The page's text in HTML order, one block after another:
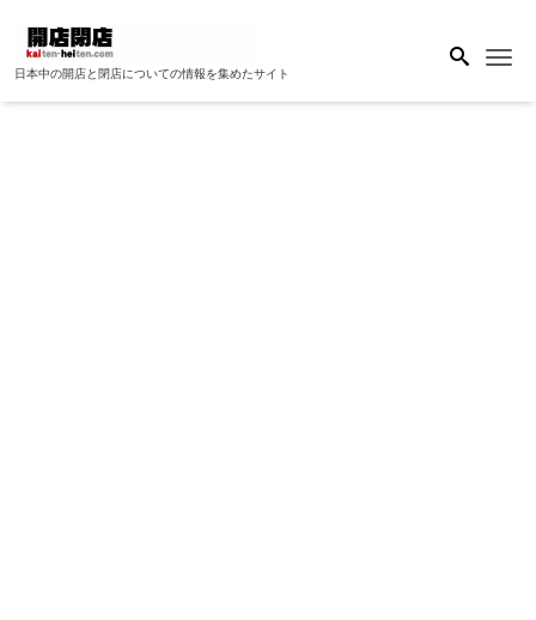
日本中の開店と閉店についての情報を集めたサイト